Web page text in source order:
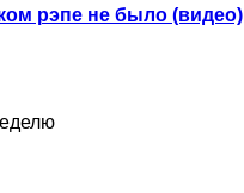
рэпе не было (видео)